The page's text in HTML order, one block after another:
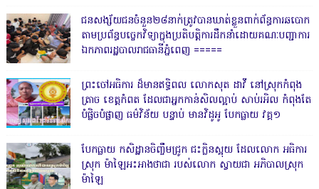
ជនសង្ស័យជនចំនួន២៨នាក់ត្រូវបានឃាត់ខ្លួនពាក់ព័ន្ធការឆបោក
តាមប្រព័ន្ធបច្ចេកវិទ្យាក្នុងប្រតិបត្តិការដឹកនាំដោយគណៈបញ្ជាការ
ឯកភាពរដ្ឋបាលរាជធានីភ្នំពេញ ‎=====
ព្រះចៅអធិការ ដ៏មានឥទ្ធិពល លោកសុត ដាវី នៅស្រុកកំពុង
ត្រាច ខេត្តកំពត ដែលជាអ្នកកាន់សិលល្អាប់ សាប់រអិល កំពុងតែ
បំផ្លិចបំផ្លាញ ធម៌វិន័យ បន្ទាប់ មានវិដូអូ បែកធ្លាយ វគ្គ១
បែកធ្លាយ កសិដ្ឋានចិញ្ចឹមជ្រូក ជះក្លិនស្អុយ ដែលលោក អធិការ
ស្រុក ម៉ាឡៃអះអាងថាជា របស់លោក ស្វាយជា អភិបាលស្រុក
ម៉ាឡៃ